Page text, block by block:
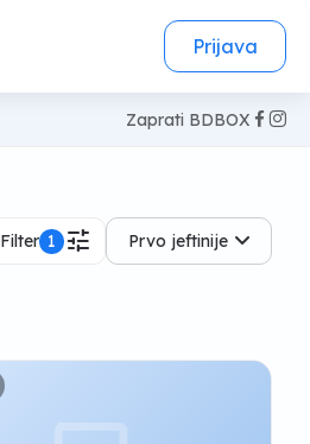
Prijava
Zaprati BDBOX
Filter 1 tune Prvo jeftinije